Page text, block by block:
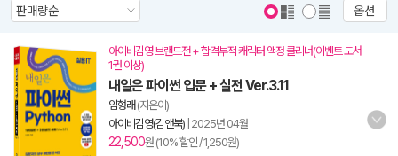
옵션
아이비김영 브랜드전 + 합격부적 캐릭터 액정 클리너(이벤트 도서
1권 이상)
내일은 파이썬 입문 + 실전 Ver.3.11
임형래 (지은이)
아이비김영(김앤북) 2025년 04월
22,500원 (10% 할인 / 1,250원)